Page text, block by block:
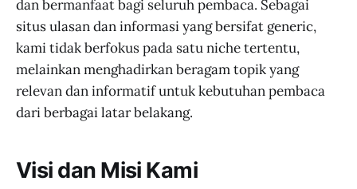
dan bermanfaat bagi seluruh pembaca. Sebagai
situs ulasan dan informasi yang bersifat generic,
kami tidak berfokus pada satu niche tertentu,
melainkan menghadirkan beragam topik yang
relevan dan informatif untuk kebutuhan pembaca
dari berbagai latar belakang.
Visi dan Misi Kami